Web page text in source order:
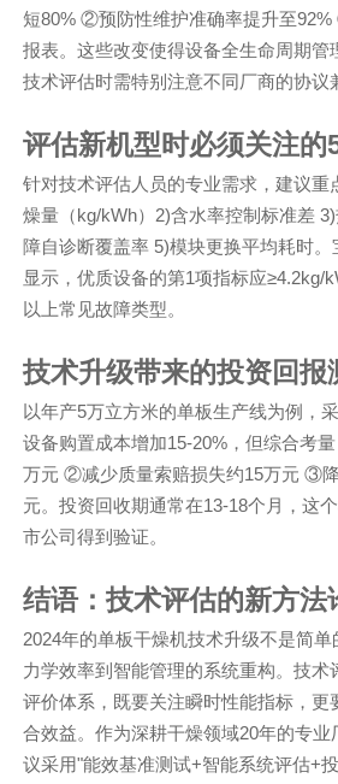
短80% ②预防性维护准确率提升至
报表。这些改变使得设备全生命周期管
技术评估时需特别注意不同厂商的协议
评估新机型时必须关注的
针对技术评估人员的专业需求，建议重
燥量（kg/kWh）2)含水率控制标准差
障自诊断覆盖率 5)模块更换平均耗时
显示，优质设备的第1项指标应≥4.2kg/
以上常见故障类型。
技术升级带来的投资回报
以年产5万立方米的单板生产线为例，
设备购置成本增加15-20%，但综合考
万元 ②减少质量索赔损失约15万元 ③
元。投资回收期通常在13-18个月，这
市公司得到验证。
结语：技术评估的新方法
2024年的单板干燥机技术升级不是简
力学效率到智能管理的系统重构。技术
评价体系，既要关注瞬时性能指标，更
合效益。作为深耕干燥领域20年的专业
议采用"能效基准测试+智能系统评估+